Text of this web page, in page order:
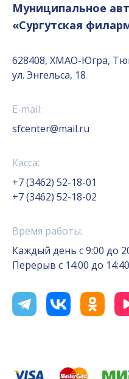
Муниципальное
«Сургутская
628408, ХМАО-Югра,
ул. Энгельса, 18
E-mail:
sfcenter@mail.ru
Касса:
+7 (3462) 52-18-01
+7 (3462) 52-18-02
Время работы:
Каждый день с 9:00 до
Перерыв с 14:00 до 14:40